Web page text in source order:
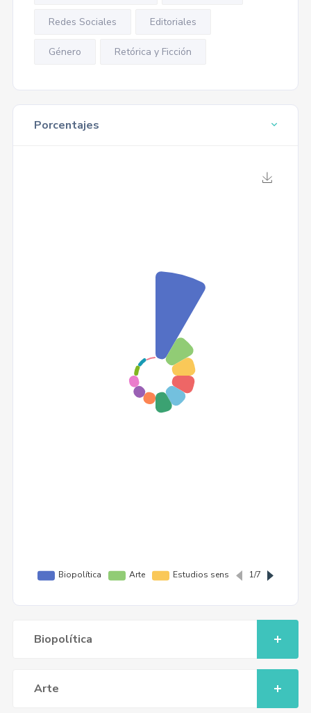
Redes Sociales Editoriales
Género Retórica y Ficción
Porcentajes
Biopolítica
Arte